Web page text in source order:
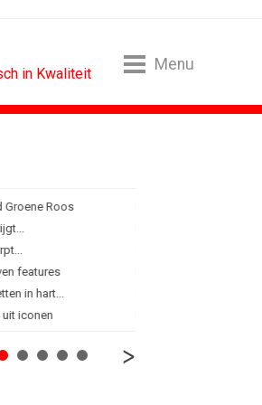
in Kwaliteit
Menu
Groene Roos
features
in hart...
iconen